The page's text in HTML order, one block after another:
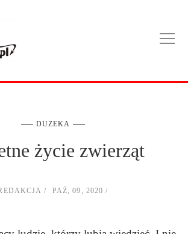
DUZEKA
życie zwierząt
PAŹ, 09, 2020